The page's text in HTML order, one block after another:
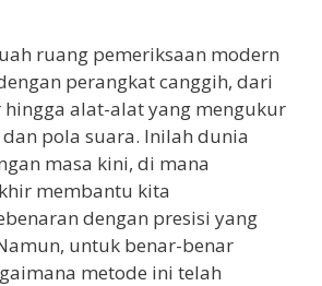
ruang pemeriksaan modern
perangkat canggih, dari
alat-alat yang mengukur
pola suara. Inilah dunia
masa kini, di mana
membantu kita
dengan presisi yang
untuk benar-benar
metode ini telah